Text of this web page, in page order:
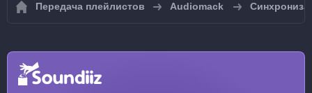
Передача плейлистов Audiomack